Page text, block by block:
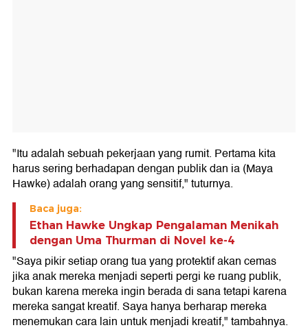
"Itu adalah sebuah pekerjaan yang rumit. Pertama kita
harus sering berhadapan dengan publik dan ia (Maya
Hawke) adalah orang yang sensitif," tuturnya.
Baca juga:
Ethan Hawke Ungkap Pengalaman Menikah
dengan Uma Thurman di Novel ke-4
"Saya pikir setiap orang tua yang protektif akan cemas
jika anak mereka menjadi seperti pergi ke ruang publik,
bukan karena mereka ingin berada di sana tetapi karena
mereka sangat kreatif. Saya hanya berharap mereka
menemukan cara lain untuk menjadi kreatif," tambahnya.